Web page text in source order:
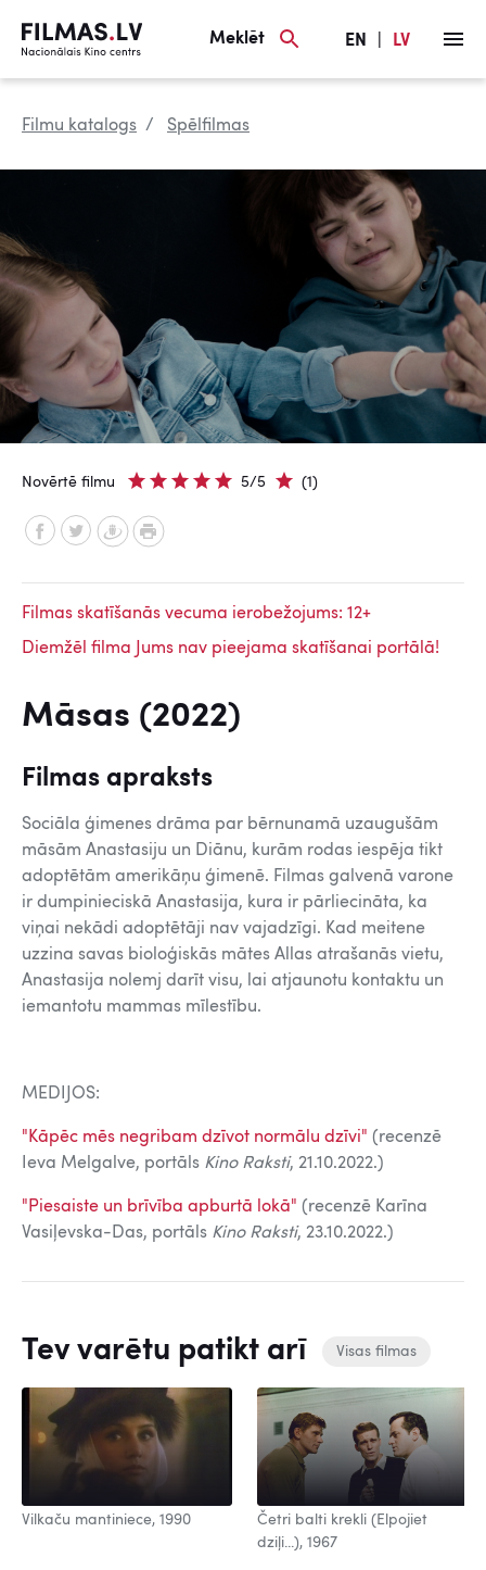
Meklēt EN LV
Filmu katalogs Spēlfilmas
Novērtē filmu 5/5 (1)
Filmas skatīšanās vecuma ierobežojums: 12+
Diemžēl filma Jums nav pieejama skatīšanai portālā!
Māsas (2022)
Filmas apraksts
Sociāla ģimenes drāma par bērnunamā uzaugušām
māsām Anastasiju un Diānu, kurām rodas iespēja tikt
adoptētām amerikāņu ģimenē. Filmas galvenā varone
ir dumpinieciskā Anastasija, kura ir pārliecināta, ka
viņai nekādi adoptētāji nav vajadzīgi. Kad meitene
uzzina savas bioloģiskās mātes Allas atrašanās vietu,
Anastasija nolemj darīt visu, lai atjaunotu kontaktu un
iemantotu mammas mīlestību.
MEDIJOS:
"Kāpēc mēs negribam dzīvot normālu dzīvi" (recenzē
Ieva Melgalve, portāls Kino Raksti, 21.10.2022.)
"Piesaiste un brīvība apburtā lokā" (recenzē Karīna
Vasiļevska-Das, portāls Kino Raksti, 23.10.2022.)
Tev varētu patikt arī Visas filmas
Vilkaču mantiniece, 1990
Četri balti krekli (Elpojiet
dziļi...), 1967